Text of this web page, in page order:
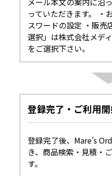
っていただきます。 ・
スワードの設定 ・販
選択」は株式会社メデ
をご選択下さい。
登録完了・ご利用
登録完了後、Mare’s
き、商品検索・見積・
す。